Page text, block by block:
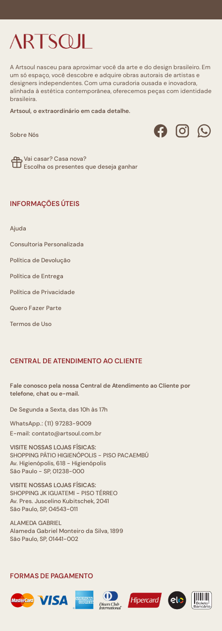
A Artsoul nasceu para aproximar você da arte e do design brasileiro. Em
um só espaço, você descobre e adquire obras autorais de artistas e
designers independentes. Com uma curadoria ousada e inovadora,
alinhada à estética contemporânea, oferecemos peças com identidade
brasileira.
Artsoul, o extraordinário em cada detalhe.
Sobre Nós
Vai casar? Casa nova?
Escolha os presentes que deseja ganhar
INFORMAÇÕES ÚTEIS
Ajuda
Consultoria Personalizada
Política de Devolução
Política de Entrega
Política de Privacidade
Quero Fazer Parte
Termos de Uso
CENTRAL DE ATENDIMENTO AO CLIENTE
Fale conosco pela nossa Central de Atendimento ao Cliente por
telefone, chat ou e-mail.
De Segunda a Sexta, das 10h às 17h
WhatsApp.: (11) 97283-9009
E-mail: contato@artsoul.com.br
VISITE NOSSAS LOJAS FÍSICAS:
SHOPPING PÁTIO HIGIENÓPOLIS - PISO PACAEMBÚ
Av. Higienópolis, 618 - Higienópolis
São Paulo - SP, 01238-000
VISITE NOSSAS LOJAS FÍSICAS:
SHOPPING JK IGUATEMI - PISO TÉRREO
Av. Pres. Juscelino Kubitschek, 2041
São Paulo, SP, 04543-011
ALAMEDA GABRIEL
Alameda Gabriel Monteiro da Silva, 1899
São Paulo, SP, 01441-002
FORMAS DE PAGAMENTO